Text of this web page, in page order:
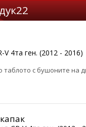
V 4та ген. (2012 - 2016)
таблото с бушоните на